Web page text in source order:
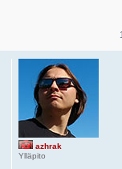
azhrak
Ylläpito